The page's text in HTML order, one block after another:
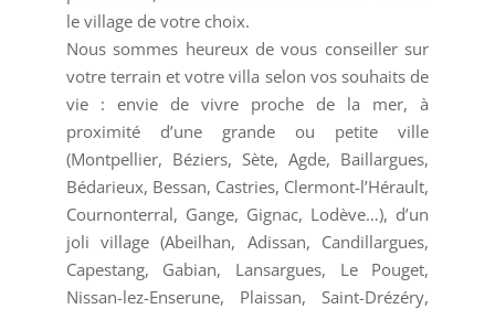
le village de votre choix.
Nous sommes heureux de vous conseiller sur
votre terrain et votre villa selon vos souhaits de
vie : envie de vivre proche de la mer, à
proximité d’une grande ou petite ville
(Montpellier, Béziers, Sète, Agde, Baillargues,
Bédarieux, Bessan, Castries, Clermont-l’Hérault,
Cournonterral, Gange, Gignac, Lodève…), d’un
joli village (Abeilhan, Adissan, Candillargues,
Capestang, Gabian, Lansargues, Le Pouget,
Nissan-lez-Enserune, Plaissan, Saint-Drézéry,